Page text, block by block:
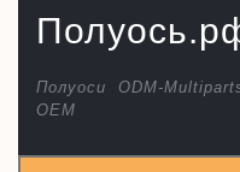
Полуоси ODM-
ОЕМ